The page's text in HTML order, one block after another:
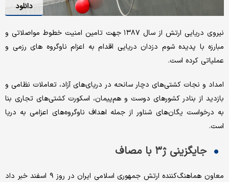
دانلود
نیروی دریایی ارتش از سال ۱۳۸۷ جهت تامین امنیت خطوط مواصلاتی و
مبارزه با پدیده شوم دزدان دریایی اقدام به اعزام ناوگروه های رزمی و
عملیاتی کرده است.
امداد و نجات کشتی‌های دچار سانحه در دریای‌های آزاد، تعاملات نظامی و
بازدید از بنادر کشورهای دوست و هم‌پیمان، اسکورت کشتی‌های تجاری بنا
به درخواست یگان‌های شناور از جمله اهداف ناوگروه‌های اعزامی به دریا
است.
جایگزینی ژ۳ با مصاف
معاون هماهنگ‌کننده ارتش جمهوری اسلامی ایران در روز ۹ اسفند خبر داد